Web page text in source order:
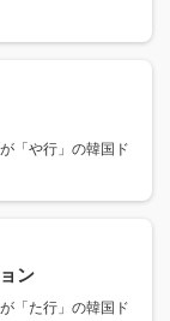
「や行」の韓国ド
ン
「た行」の韓国ド